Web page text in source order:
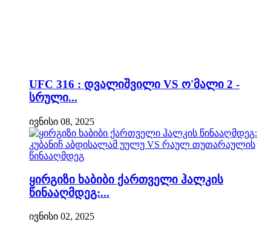
UFC 316 : დვალიშვილი VS ო'მალი 2 -
სრული...
ივნისი 08, 2025
ყირგიზი ხაბიბი ქართველი ჰალკის
წინააღმდეგ:...
ივნისი 02, 2025